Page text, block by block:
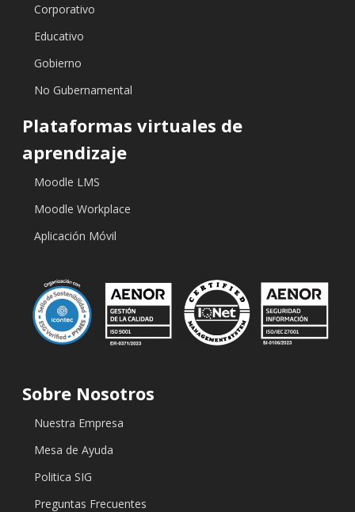
Corporativo
Educativo
Gobierno
No Gubernamental
Plataformas virtuales de
aprendizaje
Moodle LMS
Moodle Workplace
Aplicación Móvil
Sobre Nosotros
Nuestra Empresa
Mesa de Ayuda
Politica SIG
Preguntas Frecuentes